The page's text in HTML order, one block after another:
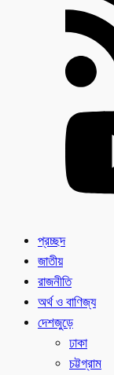
প্রচ্ছদ
জাতীয়
রাজনীতি
অর্থ ও বাণিজ্য
দেশজুড়ে
ঢাকা
চট্টগ্রাম